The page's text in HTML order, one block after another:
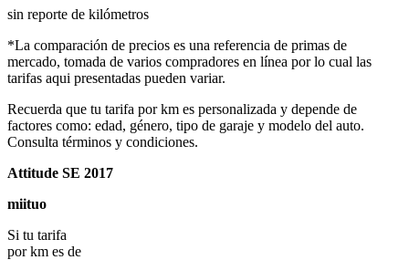
sin reporte de kilómetros
*La comparación de precios es una referencia de primas de
mercado, tomada de varios compradores en línea por lo cual las
tarifas aqui presentadas pueden variar.
Recuerda que tu tarifa por km es personalizada y depende de
factores como: edad, género, tipo de garaje y modelo del auto.
Consulta términos y condiciones.
Attitude SE 2017
miituo
Si tu tarifa
por km es de